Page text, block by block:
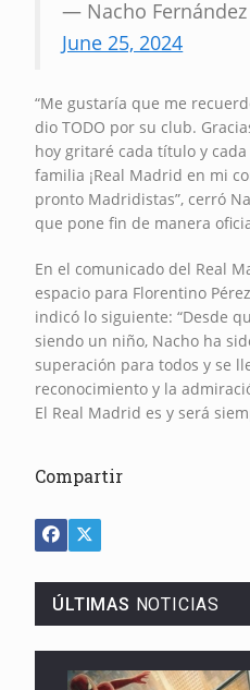
— Nacho Fernández
June 25, 2024
“Me gustaría que me
dio TODO por su club.
hoy gritaré cada título y
familia ¡Real Madrid en mi
pronto Madridistas”, cerró
que pone fin de manera
En el comunicado del Real
espacio para Florentino
indicó lo siguiente: “Desde
siendo un niño, Nacho ha
superación para todos y se
reconocimiento y la
El Real Madrid es y será
Compartir
ÚLTIMAS NOTICIAS